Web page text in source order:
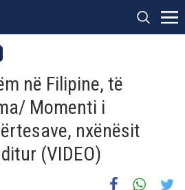
në Filipine, të
Momenti i
nxënësit
(VIDEO)